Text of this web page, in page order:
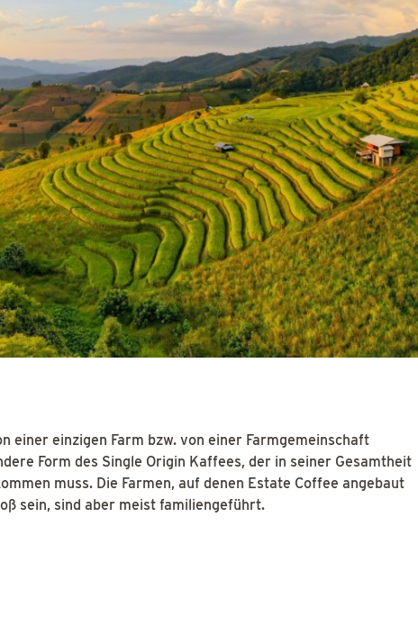
einer einzigen Farm bzw. von einer Farmgemeinschaft
Form des Single Origin Kaffees, der in seiner Gesamtheit
muss. Die Farmen, auf denen Estate Coffee angebaut
sein, sind aber meist familiengeführt.